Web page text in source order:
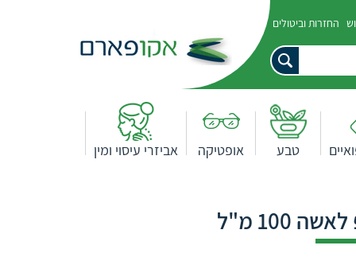
החזרות וביטולים
טבע אופטיקה אביזרי עיסוי ומין